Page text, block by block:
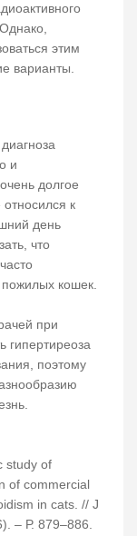
этим
варианты.
и
долгое
к
день
что
кошек.
при
гипертиреоза
поэтому
study of
of commercial
in cats. // J
– Р. 879–886.